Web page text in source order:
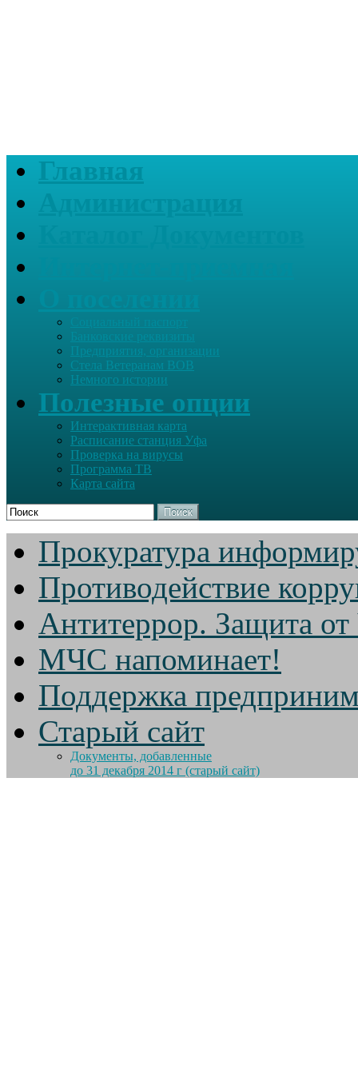
Главная
Банковские реквизиты
Предприятия, организации
Стела Ветеранам ВОВ
Немного истории
Полезные опции
Интерактивная карта
Расписание станция Уфа
Проверка на вирусы
Программа ТВ
Карта сайта
Поиск
Прокуратура
Противодействие
Антитеррор. Защита
МЧС напоминает!
Поддержка
Старый сайт
Документы, добавленные
до 31 декабря 2014 г (старый сайт)